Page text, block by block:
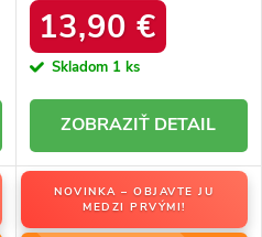
BLACK
13,90 €
Skladom 1 ks
DETAIL
NOVINKA – OBJAVTE JU
MEDZI PRVÝMI!